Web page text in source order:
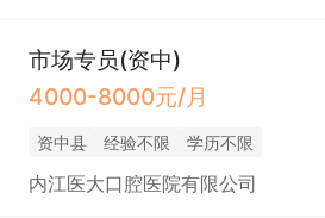
市场专员(资中)
4000-8000元/月
资中县 经验不限 学历不限
内江医大口腔医院有限公司